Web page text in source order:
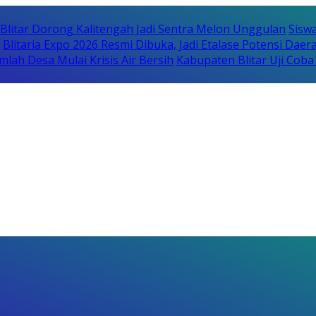
Dorong Kalitengah Jadi Sentra Melon Unggulan
Blitaria Expo 2026 Resmi Dibuka, Jadi Etalase Potensi
Desa Mulai Krisis Air Bersih Kabupaten Blitar Uji